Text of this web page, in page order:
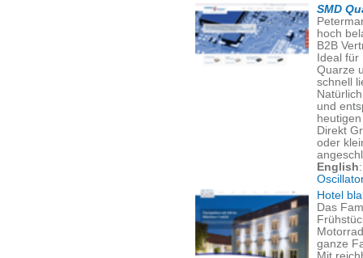
SMD
hoch
B2B
Ideal
Quarze
schnell
und
Direkt
oder
English
Hotel
Das
ganze